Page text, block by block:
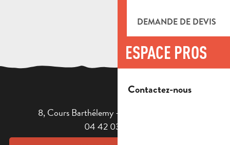
DEMANDE DE DEVIS
ESPACE PROS
Contactez-nous
8, Cours Barthélemy - 13400 AUBAGNE
04 42 03 49 98